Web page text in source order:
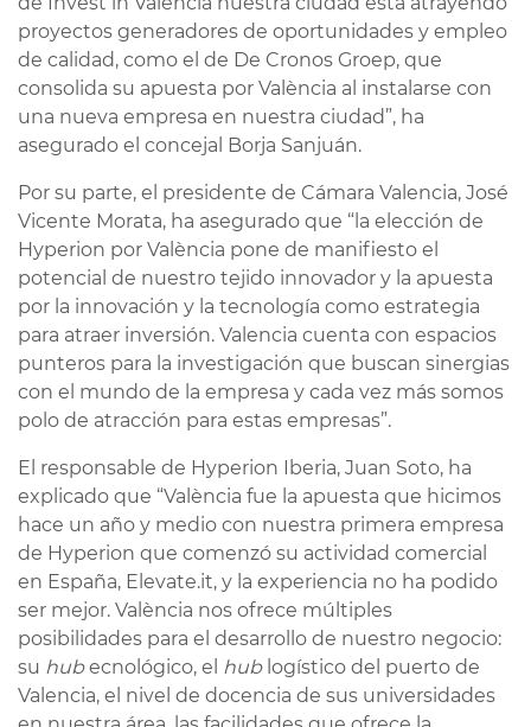
proyectos generadores de oportunidades y empleo
de calidad, como el de De Cronos Groep, que
consolida su apuesta por València al instalarse con
una nueva empresa en nuestra ciudad”, ha
asegurado el concejal Borja Sanjuán.
Por su parte, el presidente de Cámara Valencia, José
Vicente Morata, ha asegurado que “la elección de
Hyperion por València pone de manifiesto el
potencial de nuestro tejido innovador y la apuesta
por la innovación y la tecnología como estrategia
para atraer inversión. Valencia cuenta con espacios
punteros para la investigación que buscan sinergias
con el mundo de la empresa y cada vez más somos
polo de atracción para estas empresas”.
El responsable de Hyperion Iberia, Juan Soto, ha
explicado que “València fue la apuesta que hicimos
hace un año y medio con nuestra primera empresa
de Hyperion que comenzó su actividad comercial
en España, Elevate.it, y la experiencia no ha podido
ser mejor. València nos ofrece múltiples
posibilidades para el desarrollo de nuestro negocio:
su hubecnológico, el hublogístico del puerto de
Valencia, el nivel de docencia de sus universidades